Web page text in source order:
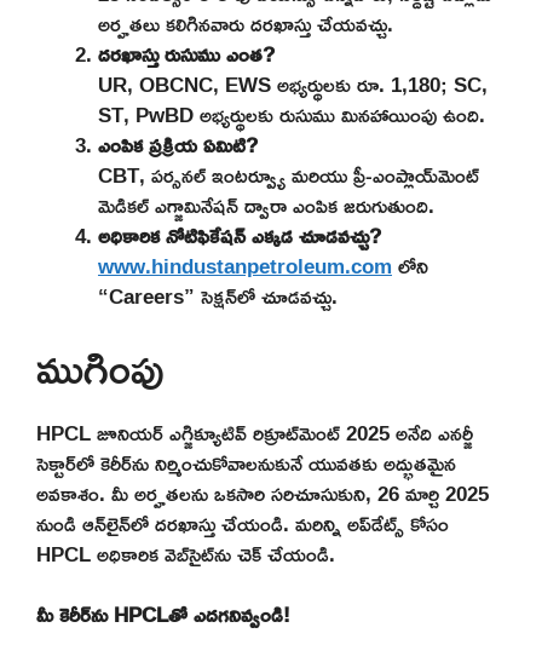
అర్హతలు కలిగినవారు దరఖాస్తు చేయవచ్చు.
దరఖాస్తు రుసుము ఎంత?
UR, OBCNC, EWS అభ్యర్థులకు రూ. 1,180; SC,
ST, PwBD అభ్యర్థులకు రుసుము మినహాయింపు ఉంది.
ఎంపిక ప్రక్రియ ఏమిటి?
CBT, పర్సనల్ ఇంటర్వ్యూ మరియు ప్రీ-ఎంప్లాయ్‌మెంట్
మెడికల్ ఎగ్జామినేషన్ ద్వారా ఎంపిక జరుగుతుంది.
అధికారిక నోటిఫికేషన్ ఎక్కడ చూడవచ్చు?
www.hindustanpetroleum.comలోని
“Careers” సెక్షన్‌లో చూడవచ్చు.
ముగింపు
HPCL జూనియర్ ఎగ్జిక్యూటివ్ రిక్రూట్‌మెంట్ 2025 అనేది ఎనర్జీ
సెక్టార్‌లో కెరీర్‌ను నిర్మించుకోవాలనుకునే యువతకు అద్భుతమైన
అవకాశం. మీ అర్హతలను ఒకసారి సరిచూసుకుని, 26 మార్చి 2025
నుండి ఆన్‌లైన్‌లో దరఖాస్తు చేయండి. మరిన్ని అప్‌డేట్స్ కోసం
HPCL అధికారిక వెబ్‌సైట్‌ను చెక్ చేయండి.
మీ కెరీర్‌ను HPCLతో ఎదగనివ్వండి!